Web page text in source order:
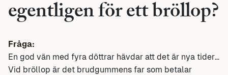
egentligen för ett bröllop?
Fråga:
En god vän med fyra döttrar hävdar att det är nya tider…
Vid bröllop är det brudgummens far som betalar